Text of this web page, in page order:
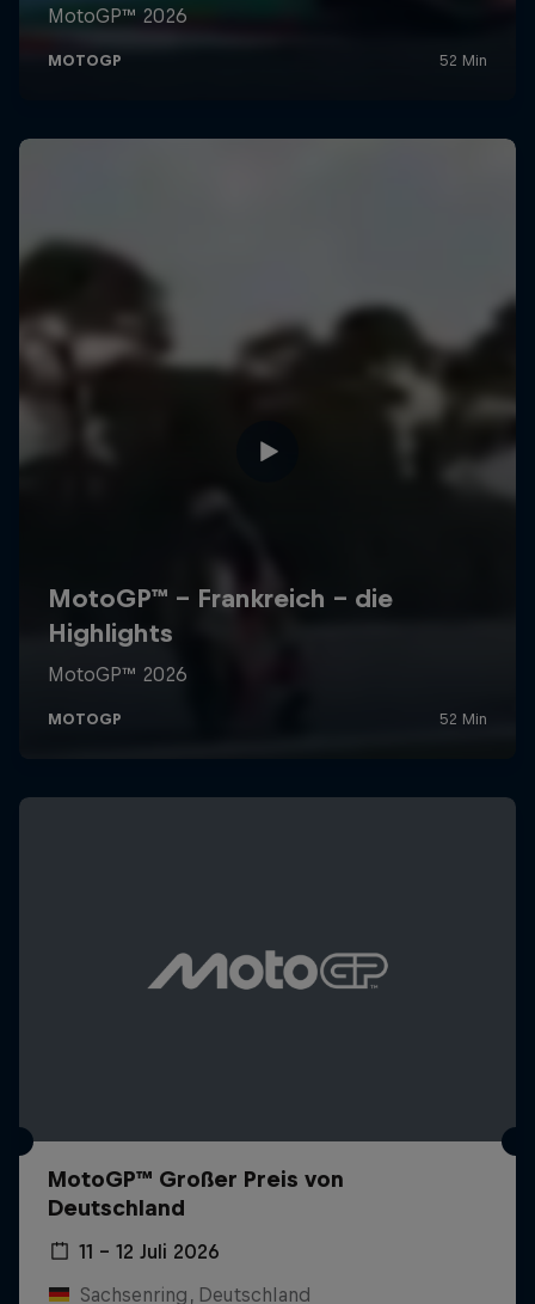
MotoGP™ Großer Preis von
Deutschland
11 – 12 Juli 2026
Sachsenring, Deutschland